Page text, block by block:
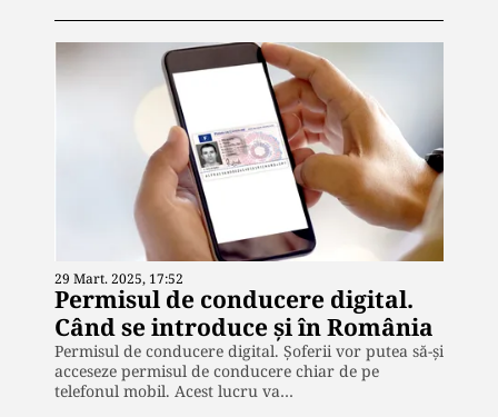
29 Mart. 2025, 17:52
Permisul de conducere digital.
Când se introduce și în România
Permisul de conducere digital. Șoferii vor putea să-și
acceseze permisul de conducere chiar de pe
telefonul mobil. Acest lucru va…